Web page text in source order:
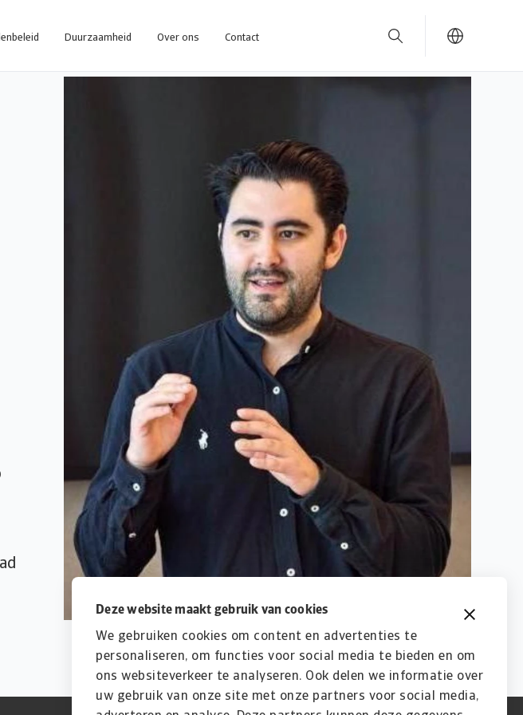
Deze website maakt gebruik van cookies
We gebruiken cookies om content en advertenties te
personaliseren, om functies voor social media te bieden en om
ons websiteverkeer te analyseren. Ook delen we informatie over
uw gebruik van onze site met onze partners voor social media,
Duurzaamheid Over ons Contact